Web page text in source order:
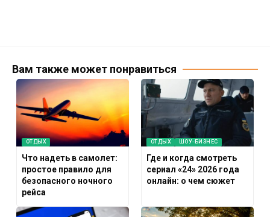
Вам также может понравиться
ОТДЫХ
Что надеть в самолет:
простое правило для
безопасного ночного
рейса
ОТДЫХ ШОУ-БИЗНЕС
Где и когда смотреть
сериал «24» 2026 года
онлайн: о чем сюжет